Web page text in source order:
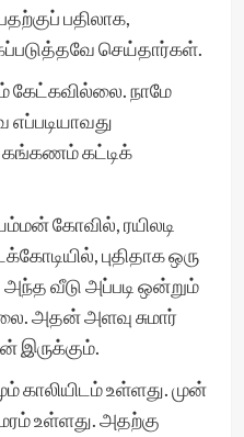
பதிலாக,
செய்தார்கள்.
கேட்கவில்லை. நாமே
கங்கணம் கட்டிக்
கோவில், ரயிலடி
புதிதாக ஒரு
வீடு அப்படி ஒன்றும்
அதன் அளவு சுமார்
இருக்கும்.
காலியிடம் உள்ளது. முன்
உள்ளது. அதற்கு